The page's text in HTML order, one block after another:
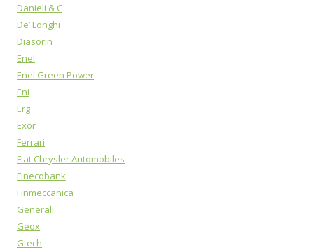
Danieli & C
De’ Longhi
Diasorin
Enel
Enel Green Power
Eni
Erg
Exor
Ferrari
Fiat Chrysler Automobiles
Finecobank
Finmeccanica
Generali
Geox
Gtech